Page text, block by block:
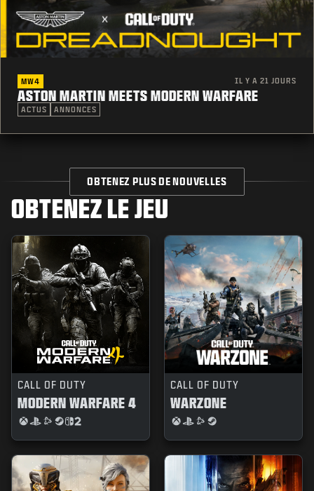
MW4 IL Y A 21 JOURS
ASTON MARTIN MEETS MODERN WARFARE
ACTUS ANNONCES
OBTENEZ PLUS DE NOUVELLES
OBTENEZ LE JEU
CALL OF DUTY
MODERN WARFARE 4
CALL OF DUTY
WARZONE